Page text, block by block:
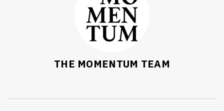
THE MOMENTUM TEAM